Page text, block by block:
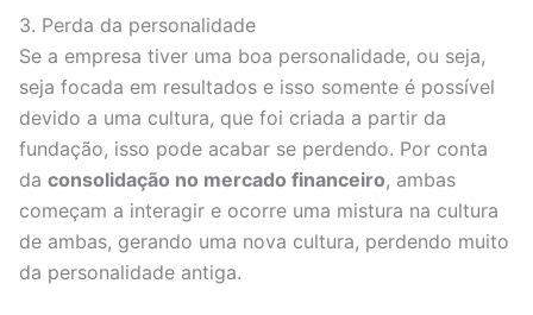
3. Perda da personalidade
Se a empresa tiver uma boa personalidade, ou seja,
seja focada em resultados e isso somente é possível
devido a uma cultura, que foi criada a partir da
fundação, isso pode acabar se perdendo. Por conta
da consolidação no mercado financeiro, ambas
começam a interagir e ocorre uma mistura na cultura
de ambas, gerando uma nova cultura, perdendo muito
da personalidade antiga.